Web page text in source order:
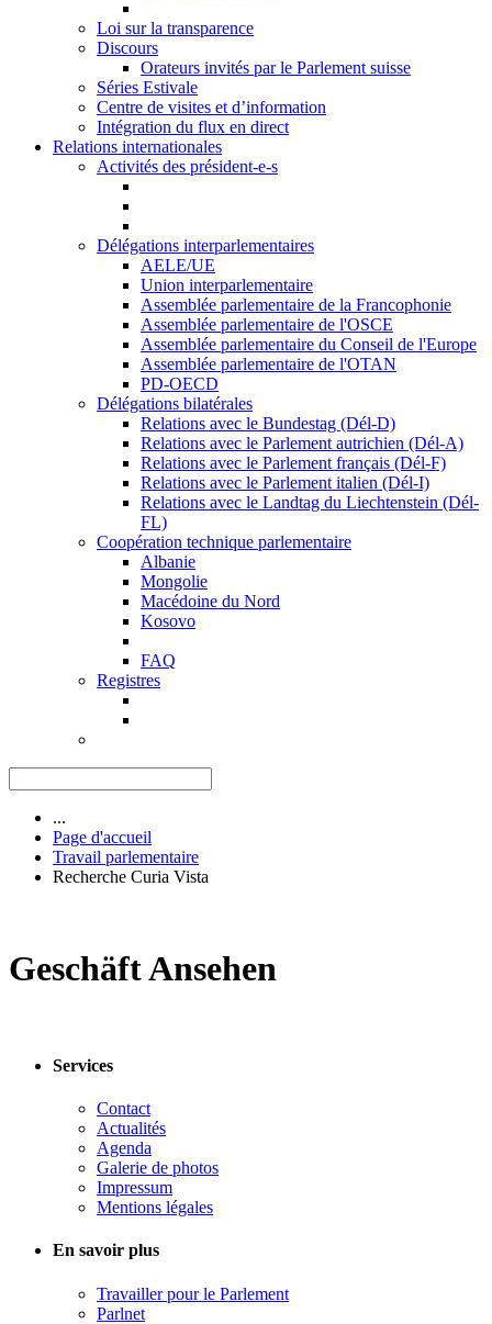
Loi sur la transparence
Discours
Orateurs invités par le Parlement suisse
Séries Estivale
Centre de visites et d’information
Intégration du flux en direct
Relations internationales
Activités des président-e-s
Délégations interparlementaires
AELE/UE
Union interparlementaire
Assemblée parlementaire de la Francophonie
Assemblée parlementaire de l'OSCE
Assemblée parlementaire du Conseil de l'Europe
Assemblée parlementaire de l'OTAN
PD-OECD
Délégations bilatérales
Relations avec le Bundestag (Dél-D)
Relations avec le Parlement autrichien (Dél-A)
Relations avec le Parlement français (Dél-F)
Relations avec le Parlement italien (Dél-I)
Relations avec le Landtag du Liechtenstein (Dél-
FL)
Coopération technique parlementaire
Albanie
Mongolie
Macédoine du Nord
Kosovo
FAQ
Registres
...
Page d'accueil
Travail parlementaire
Recherche Curia Vista
Geschäft Ansehen
Services
Contact
Actualités
Agenda
Galerie de photos
Impressum
Mentions légales
En savoir plus
Travailler pour le Parlement
Parlnet